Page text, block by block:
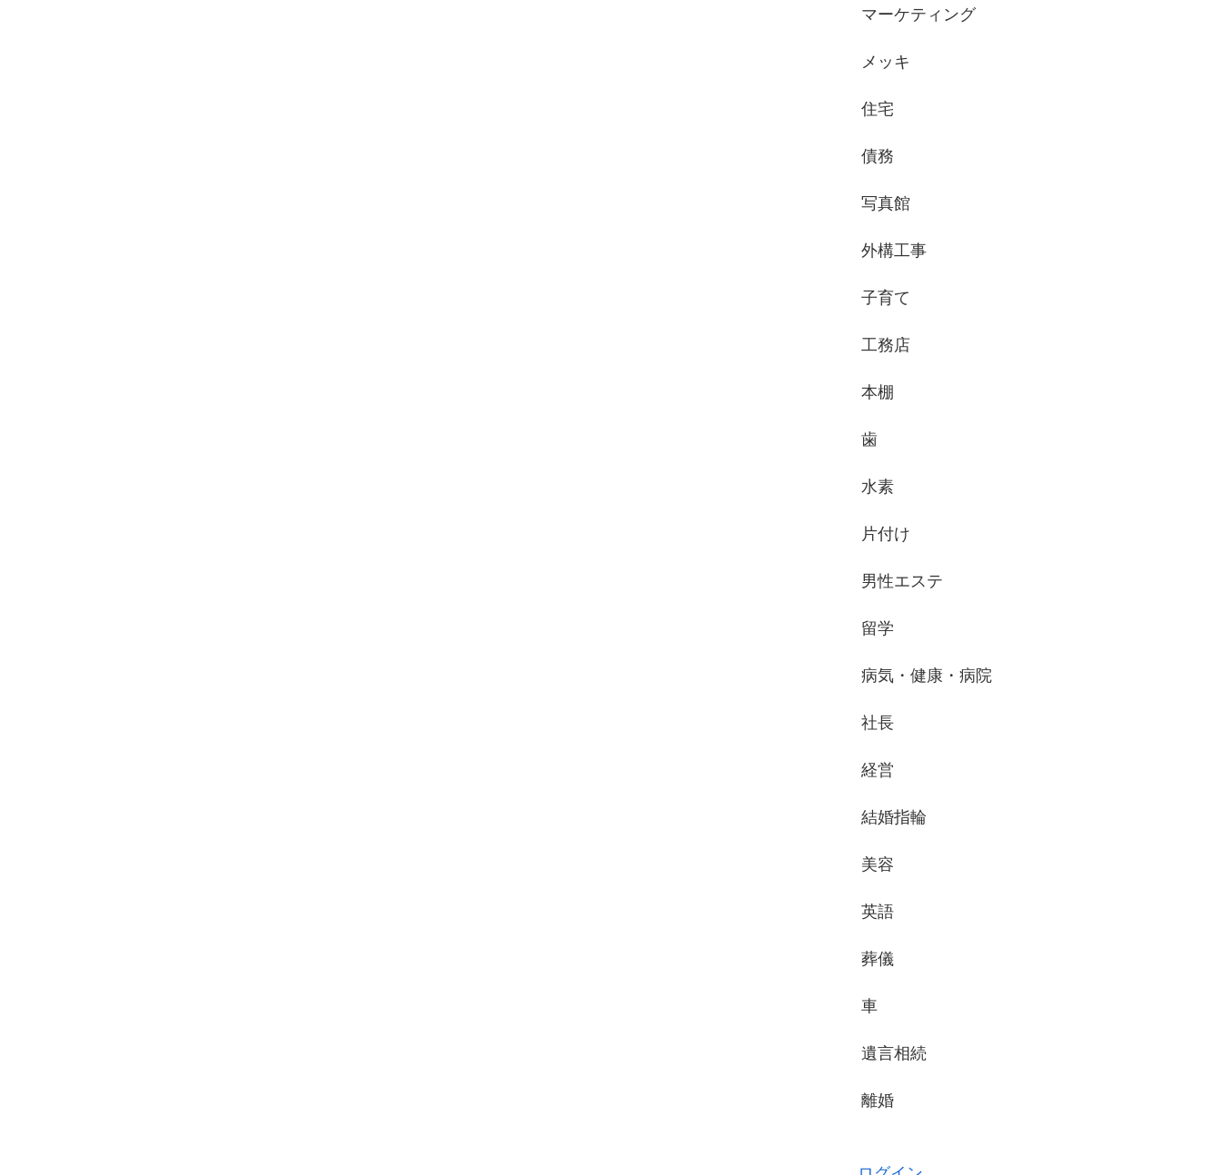
マーケティング
メッキ
住宅
債務
写真館
外構工事
子育て
工務店
本棚
歯
水素
片付け
男性エステ
留学
病気・健康・病院
社長
経営
結婚指輪
美容
英語
葬儀
車
遺言相続
離婚